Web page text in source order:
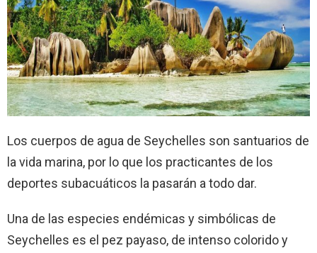
Los cuerpos de agua de Seychelles son santuarios de
la vida marina, por lo que los practicantes de los
deportes subacuáticos la pasarán a todo dar.
Una de las especies endémicas y simbólicas de
Seychelles es el pez payaso, de intenso colorido y